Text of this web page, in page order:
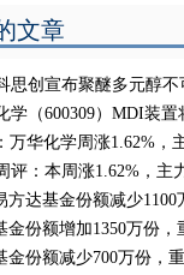
文章
思创宣布聚醚多元醇
学（600309）MDI装置
万华化学周涨1.62%，
评：本周涨1.62%，主
方达基金份额减少
金份额增加1350万份
金份额减少700万份，